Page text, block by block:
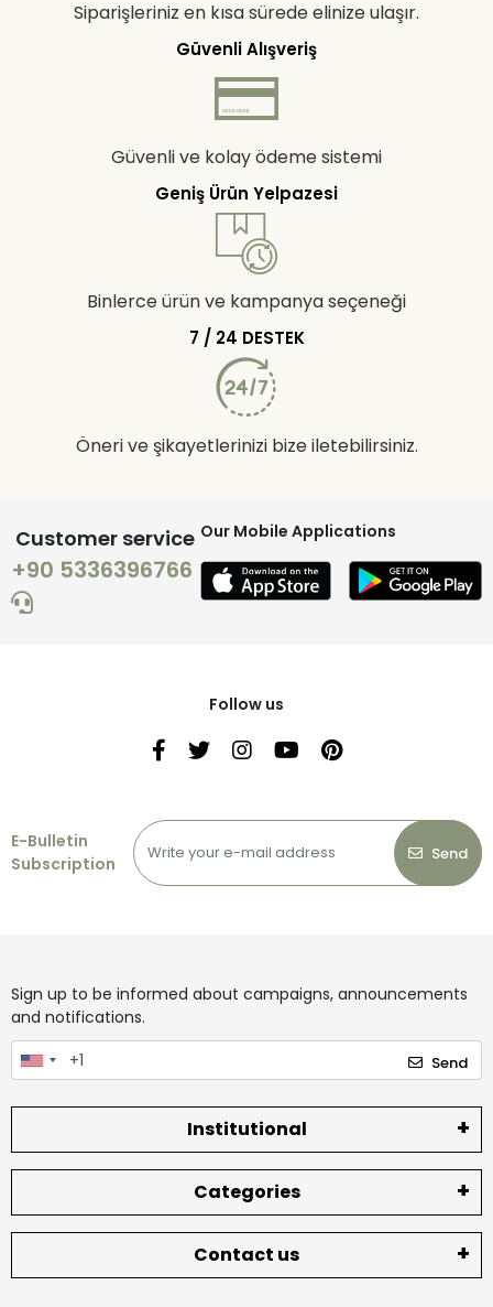
Siparişleriniz en kısa sürede elinize ulaşır.
Güvenli Alışveriş
Güvenli ve kolay ödeme sistemi
Geniş Ürün Yelpazesi
Binlerce ürün ve kampanya seçeneği
7 / 24 DESTEK
Öneri ve şikayetlerinizi bize iletebilirsiniz.
Customer service
+90 5336396766
Our Mobile Applications
Follow us
E-Bulletin
Subscription
Send
Sign up to be informed about campaigns, announcements
and notifications.
Send
Institutional
Categories
Contact us